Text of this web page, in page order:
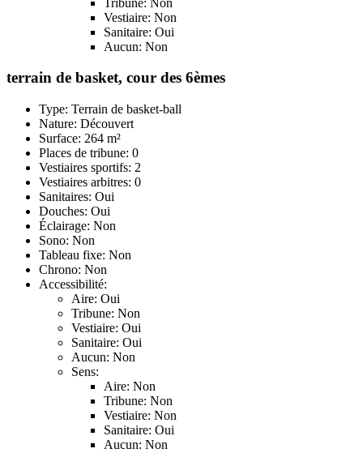
Vestiaire: Non
Sanitaire: Oui
Aucun: Non
terrain de basket, cour des 6èmes
Type: Terrain de basket-ball
Nature: Découvert
Surface: 264 m²
Places de tribune: 0
Vestiaires sportifs: 2
Vestiaires arbitres: 0
Sanitaires: Oui
Douches: Oui
Éclairage: Non
Sono: Non
Tableau fixe: Non
Chrono: Non
Accessibilité:
Aire: Oui
Tribune: Non
Vestiaire: Oui
Sanitaire: Oui
Aucun: Non
Sens:
Aire: Non
Tribune: Non
Vestiaire: Non
Sanitaire: Oui
Aucun: Non